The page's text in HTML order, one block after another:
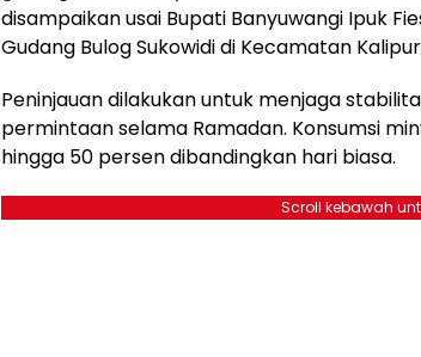
disampaikan usai Bupati Banyuwangi Ipuk
Gudang Bulog Sukowidi di Kecamatan
Peninjauan dilakukan untuk menjaga
permintaan selama Ramadan. Konsumsi
hingga 50 persen dibandingkan hari biasa.
Scroll kebawah